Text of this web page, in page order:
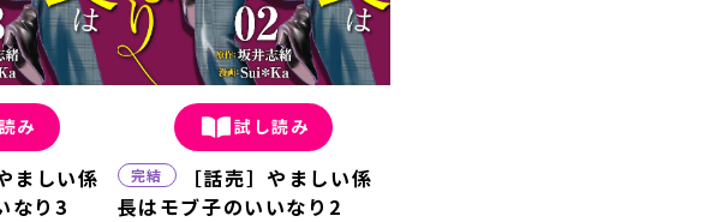
み
ましい係
なり3
試し読み
完結
［話売］やましい係
長はモブ子のいいなり2